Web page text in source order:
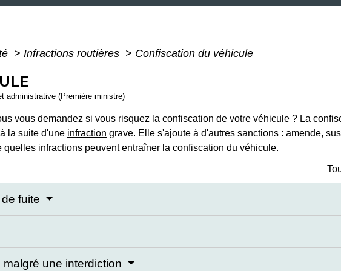
> Infractions routières > Confiscation du véhicule
administrative (Première ministre)
vous demandez si vous risquez la confiscation de votre véhicule ? La
la suite d'une infraction grave. Elle s'ajoute à d'autres sanctions : amende,
infractions peuvent entraîner la confiscation du véhicule.
fuite
une interdiction